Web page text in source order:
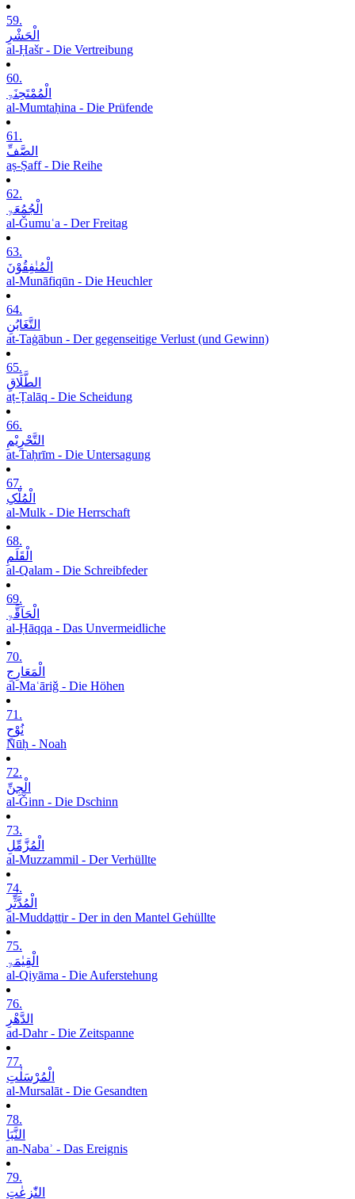
59.
الْحَشْرِ
al-Ḥašr - Die Vertreibung
60.
الْمُمْتَحِنَۃِ
al-Mumtaḥina - Die Prüfende
61.
الصَّفِّ
aṣ-Ṣaff - Die Reihe
62.
الْجُمُعَۃِ
al-Ǧumuʿa - Der Freitag
63.
الْمُنٰفِقُوْنَ
al-Munāfiqūn - Die Heuchler
64.
التَّغَابُنِ
at-Taġābun - Der gegenseitige Verlust (und Gewinn)
65.
الطَّلَاقِ
aṭ-Ṭalāq - Die Scheidung
66.
التَّحْرِیْمِ
at-Taḥrīm - Die Untersagung
67.
الْمُلْکِ
al-Mulk - Die Herrschaft
68.
الْقَلَمِ
al-Qalam - Die Schreibfeder
69.
الْحَآقَّۃِ
al-Ḥāqqa - Das Unvermeidliche
70.
الْمَعَارِجِ
al-Maʿāriǧ - Die Höhen
71.
نُوْحٍ
Nūḥ - Noah
72.
الْجِنِّ
al-Ǧinn - Die Dschinn
73.
الْمُزَّمِّلِ
al-Muzzammil - Der Verhüllte
74.
الْمُدَّثِّرِ
al-Muddaṯṯir - Der in den Mantel Gehüllte
75.
الْقِیٰمَۃِ
al-Qiyāma - Die Auferstehung
76.
الدَّھْرِ
ad-Dahr - Die Zeitspanne
77.
الْمُرْسَلٰتِ
al-Mursalāt - Die Gesandten
78.
النَّبَاِ
an-Nabaʾ - Das Ereignis
79.
النّٰزِعٰتِ